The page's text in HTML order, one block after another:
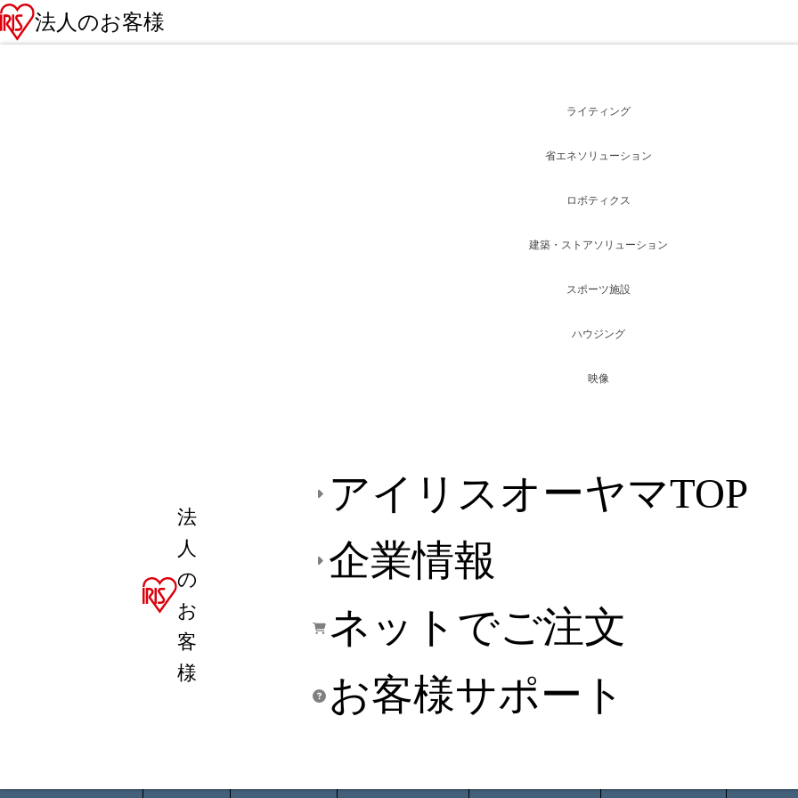
法人のお客様
法
人
の
お
客
様
アイリスオーヤマTOP
企業情報
ネットでご注文
お客様サポート
ライティング
省エネソリューション
ロボティクス
建築・ストアソリューション
スポーツ施設
ハウジング
映像